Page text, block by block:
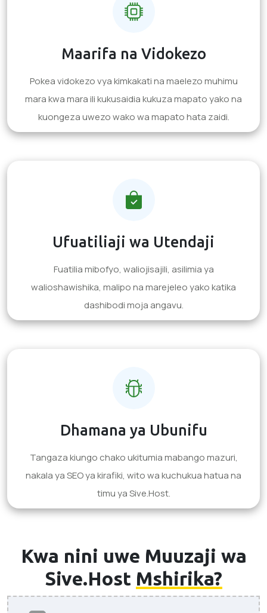
Maarifa na Vidokezo
Pokea vidokezo vya kimkakati na maelezo muhimu
mara kwa mara ili kukusaidia kukuza mapato yako na
kuongeza uwezo wako wa mapato hata zaidi.
Ufuatiliaji wa Utendaji
Fuatilia mibofyo, waliojisajili, asilimia ya
walioshawishika, malipo na marejeleo yako katika
dashibodi moja angavu.
Dhamana ya Ubunifu
Tangaza kiungo chako ukitumia mabango mazuri,
nakala ya SEO ya kirafiki, wito wa kuchukua hatua na
timu ya Sive.Host.
Kwa nini uwe Muuzaji wa
Sive.Host Mshirika?